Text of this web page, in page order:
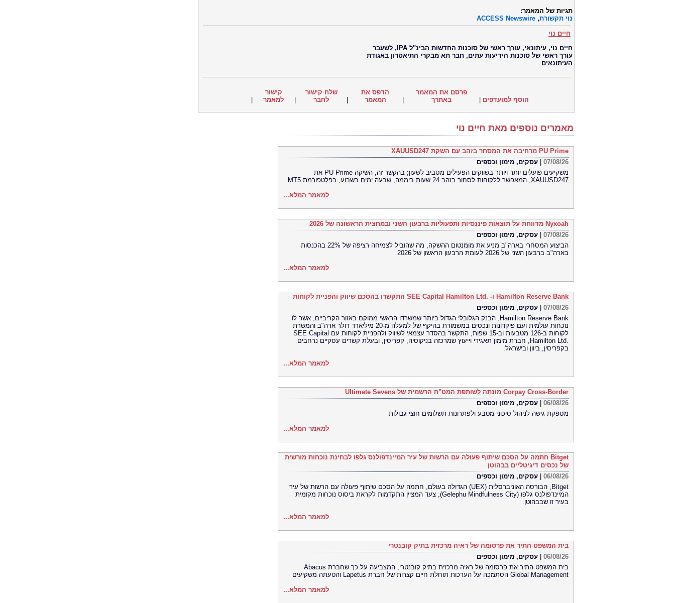
תגיות של המאמר:
נוי תקשורת,
ACCESS Newswire
חיים נוי
חיים נוי, עיתונאי, עורך ראשי של סוכנות החדשות הבינ"ל IPA, לשעבר
עורך ראשי של סוכנות הידיעות עתים, חבר תא מבקרי התיאטרון באגודת
העיתונאים
הוסף למועדפים
פרסם את המאמר
באתרך
הדפס את
המאמר
שלח קישור
לחבר
קישור
למאמר
מאמרים נוספים מאת חיים נוי
PU Prime מרחיבה את המסחר בזהב עם השקת XAUUSD247
07/08/26
עסקים, מימון וכספים
משקיעים פועלים יותר ויותר בשווקים הפעילים מסביב לשעון; בהקשר זה, השיקה PU Prime את
XAUUSD247, המאפשר ללקוחות לסחור בזהב 24 שעות ביממה, שבעה ימים בשבוע, בפלטפורמת MT5
למאמר המלא...
Nyxoah מדווחת על תוצאות פיננסיות ותפעוליות ברבעון השני ובמחצית הראשונה של 2026
07/08/26
עסקים, מימון וכספים
הביצוע המסחרי בארה"ב מניע את מומנטום ההשקה, מה שהוביל לצמיחה רציפה של 22% בהכנסות
בארה"ב ברבעון השני של 2026 לעומת הרבעון הראשון של 2026
למאמר המלא...
Hamilton Reserve Bank ו- SEE Capital Hamilton Ltd.‎ התקשרו בהסכם שיווק והפניית לקוחות
07/08/26
עסקים, מימון וכספים
Hamilton Reserve Bank, הבנק הגלובלי הגדול ביותר שמשרדו הראשי ממוקם באזור הקריביים, אשר לו
נוכחות עולמית ועם פיקדונות ונכסים במשמורת בהיקף של למעלה מ-20 מיליארד דולר ארה"ב והמשרת
לקוחות ב-126 מטבעות וב-15 שפות, התקשר בהסדר עצמאי לשיווק ולהפניית לקוחות עם SEE Capital
Hamilton Ltd.‎, חברת מימון תאגידי וייעוץ שמרכזה בניקוסיה, קפריסין, ובעלת קשרים עסקיים נרחבים
בקפריסין, ביוון ובישראל.
למאמר המלא...
Corpay Cross-Border מונתה לשותפת המט"ח הרשמית של Ultimate Sevens
06/08/26
עסקים, מימון וכספים
מספקת גישה לניהול סיכוני מטבע ולפתרונות תשלומים חוצי-גבולות
למאמר המלא...
Bitget חתמה על הסכם שיתוף פעולה עם הרשות של עיר המיינדפולנס גלפו לבחינת נוכחות מורשית
של נכסים דיגיטליים בבהוטן
06/08/26
עסקים, מימון וכספים
Bitget, הבורסה האוניברסלית (UEX) הגדולה בעולם, חתמה על הסכם שיתוף פעולה עם הרשות של עיר
המיינדפולנס גלפו (Gelephu Mindfulness City), צעד המציין התקדמות לקראת ביסוס נוכחות מקומית
בעיר זו שבבהוטן.
למאמר המלא...
בית המשפט התיר את פרסומה של ראיה מרכזית בתיק קובנטרי
06/08/26
עסקים, מימון וכספים
בית המשפט התיר את פרסומה של ראיה מרכזית בתיק קובנטרי, המצביעה על כך שחברת Abacus
Global Management הסתמכה על הערכות תוחלת חיים קצרות של חברת Lapetus והטעתה משקיעים
למאמר המלא...